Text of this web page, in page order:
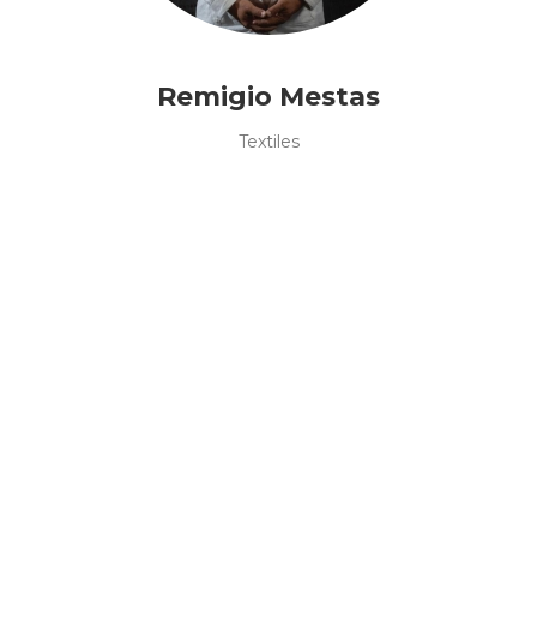
Remigio Mestas
Textiles